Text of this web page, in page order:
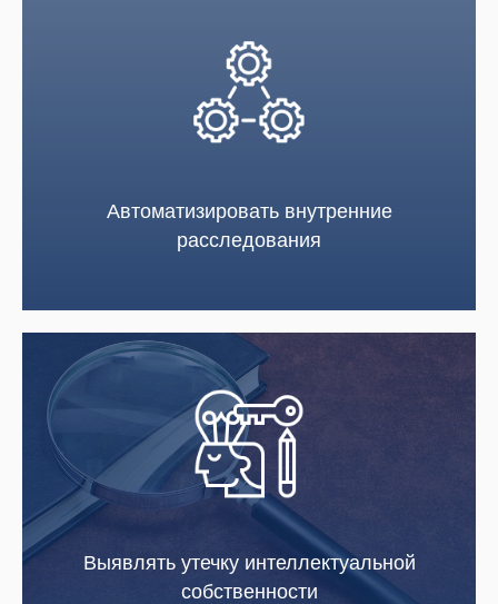
Автоматизировать внутренние
расследования
Выявлять утечку интеллектуальной
собственности